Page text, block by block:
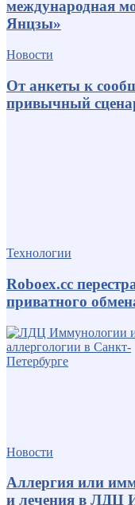
международная
Янцзы»
Новости
От анкеты к
привычный
Технологии
Roboex.cc
приватного
Новости
Аллергия или
и лечения в ЛДЦ